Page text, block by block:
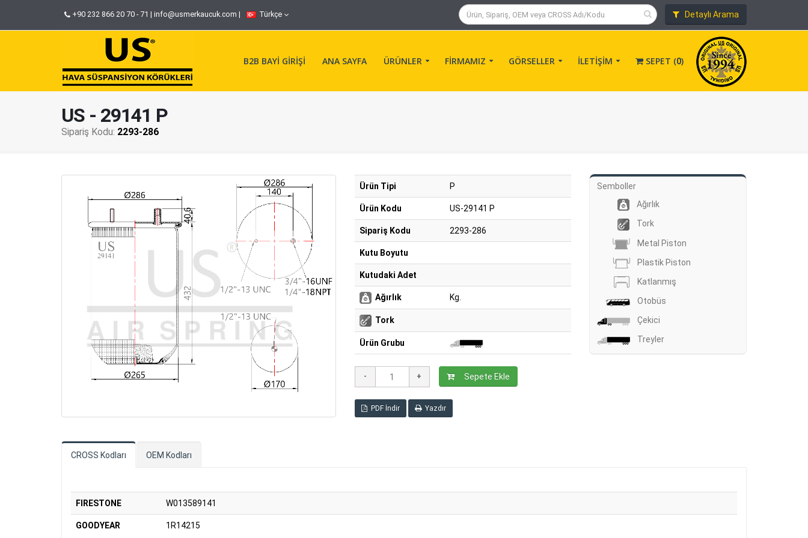
+90 232 866 20 70 - 71 | info@usmerkaucuk.com | Türkçe Detaylı Arama
B2B BAYİ GİRİŞİ ANA SAYFA ÜRÜNLER FİRMAMIZ GÖRSELLER İLETİŞİM SEPET (0)
US - 29141 P
Sipariş Kodu: 2293-286
Ürün Tipi P
Ürün Kodu US-29141 P
Sipariş Kodu 2293-286
Kutu Boyutu
Kutudaki Adet
Ağırlık Kg.
Tork
Ürün Grubu
Sepete Ekle
PDF İndir Yazdır
Semboller
Ağırlık
Tork
Metal Piston
Plastik Piston
Katlanmış
Otobüs
Çekici
Treyler
CROSS Kodları OEM Kodları
FIRESTONE W013589141
GOODYEAR 1R14215